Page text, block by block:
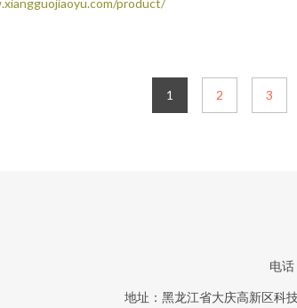
product/
1 2 3
电
地址：黑龙江省大庆高新区科